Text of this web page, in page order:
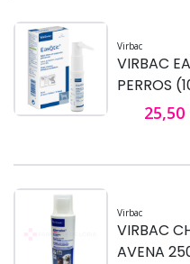
Virbac
VIRBAC
PERROS
25,50
Virbac
VIRBAC
AVENA